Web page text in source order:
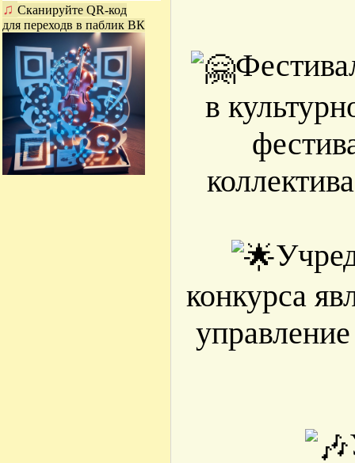
♫ Сканируйте QR-код
для переходв в паблик ВК
в
конкурса